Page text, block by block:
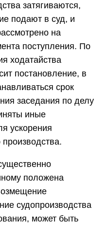
затягиваются,
подают в суд, и
на
поступления. По
ходатайства
постановление, в
срок
заседания по делу
иные
ускорения
положена
судопроизводства
может быть